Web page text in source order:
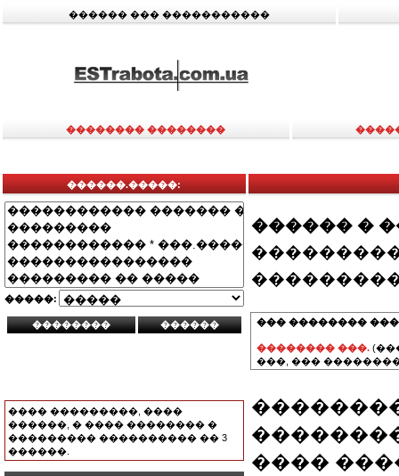
������ ��� �����������
�������� ��������
������.�����:
�����:
���� ���������, ����
������, � ���� �������� �
��������� ���������� �� 3
������.
������ �
��� ��������
�������� ���.
���, ���
����